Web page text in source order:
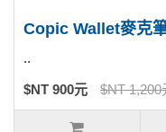
Copic Wallet麥克
..
$NT 900元 $NT 1,200